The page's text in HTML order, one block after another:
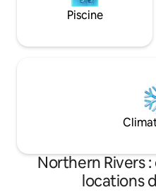
Piscine
Northern Rivers
locations